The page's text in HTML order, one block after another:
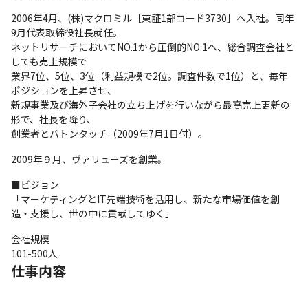
2006年4月、(株)マクロミル［東証1部コード3730］へ入社。同年
9月代表取締役社長就任。
ネットリサーチにおいてNO.1から圧倒的NO.1へ、総合調査会社と
しても売上規模で
業界7位、5位、3位（利益規模で2位。調査件数で1位）と、毎年
ポジションを上昇させ、
新規事業及び海外子会社の立ち上げを行いながら最高売上更新の
形で、社長を降り、
創業者とバトンタッチ（2009年7月1日付）。
2009年９月、ヴァリューズを創業。
■ビジョン
「マーケティングとIT先端技術を活用し、新たな市場価値を創
造・支援し、世の中に貢献してゆく」
会社規模
101-500人
仕事内容